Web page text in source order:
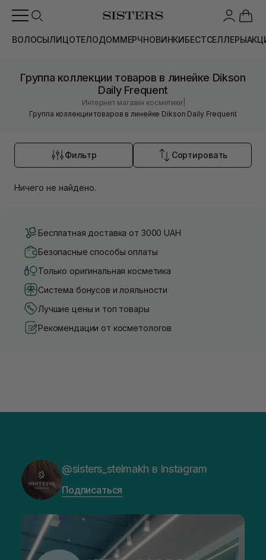
ВОЛОСЫЛИЦОТЕЛОДОММЕРЧНОВИНКИБЕСТСЕЛЛЕРЫ
Группа коллекции товаров в линейке Dikson
Daily Frequent
Интернет магазин косметики
Группа коллекции товаров в линейке Dikson Daily Frequent
Фильтр Сортировать
Ничего не найдено.
Бесплатная доставка от 3000 UAH
Безопасные способы оплаты
Только оригинальная косметика
Система бонусов и лояльности
Лучшие цены и топ товары
Рекомендации от косметологов
@sisters_stelmakh в Instagram
Подписаться